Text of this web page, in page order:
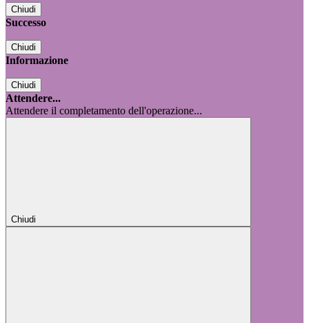
Chiudi
Successo
Chiudi
Informazione
Chiudi
Attendere...
Attendere il completamento dell'operazione...
Chiudi